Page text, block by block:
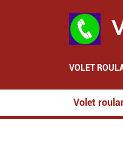
VOLET
Volet